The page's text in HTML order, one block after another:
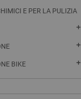
E PER LA PULIZIA
add
add
BIKE add